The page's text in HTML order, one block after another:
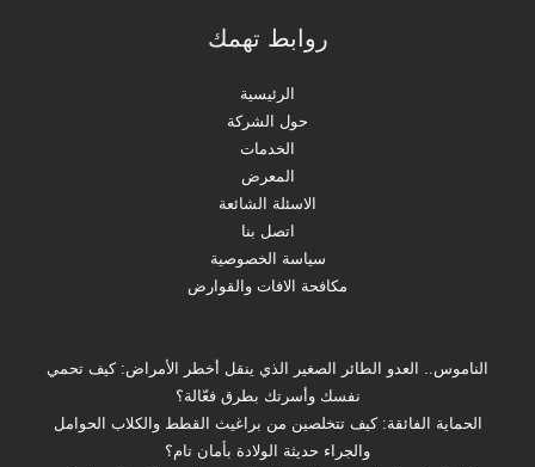
روابط تهمك
الرئيسية
حول الشركة
الخدمات
المعرض
الاسئلة الشائعة
اتصل بنا
سياسة الخصوصية
مكافحة الافات والقوارض
الناموس.. العدو الطائر الصغير الذي ينقل أخطر الأمراض: كيف تحمي
نفسك وأسرتك بطرق فعّالة؟
الحماية الفائقة: كيف تتخلصين من براغيث القطط والكلاب الحوامل
والجراء حديثة الولادة بأمان تام؟